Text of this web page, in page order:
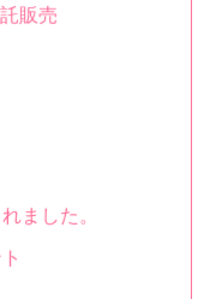
販売
ました。